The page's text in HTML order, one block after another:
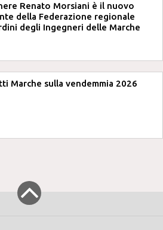
Renato Morsiani è il nuovo
della Federazione regionale
degli Ingegneri delle Marche
Marche sulla vendemmia 2026